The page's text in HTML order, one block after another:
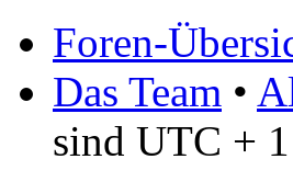
Foren-
Das Team •
sind UTC +